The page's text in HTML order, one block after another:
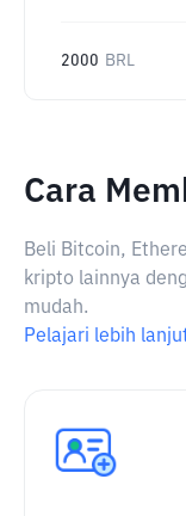
2000 BRL
Cara
Beli Bitcoin,
kripto lainnya
mudah.
Pelajari lebih